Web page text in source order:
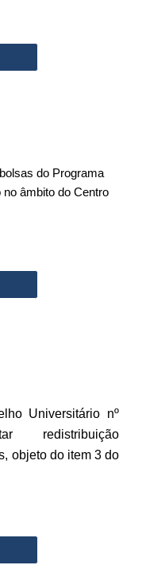
do Programa
âmbito do Centro
Universitário nº
redistribuição
objeto do item 3 do